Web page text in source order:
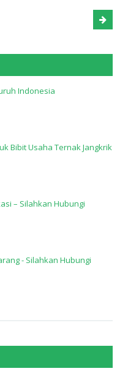
Indonesia
Bibit Usaha Ternak Jangkrik
– Silahkan Hubungi
- Silahkan Hubungi